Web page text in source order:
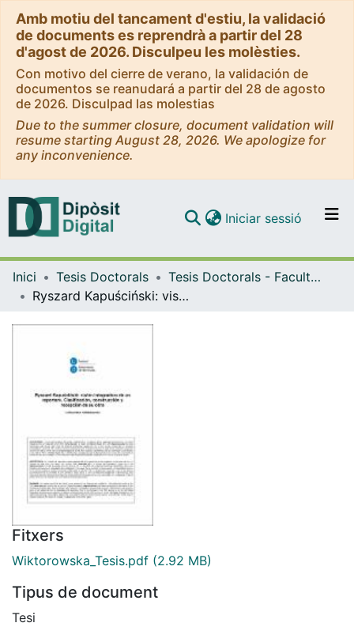
Amb motiu del tancament d'estiu, la validació
de documents es reprendrà a partir del 28
d'agost de 2026. Disculpeu les molèsties.
Con motivo del cierre de verano, la validación de
documentos se reanudará a partir del 28 de agosto
de 2026. Disculpad las molestias
Due to the summer closure, document validation will
resume starting August 28, 2026. We apologize for
any inconvenience.
Navega per tot el DD
Iniciar sessió (current)
Inici Tesis Doctorals
Tesis Doctorals - Facultat - Filologia
Ryszard Kapuściński: visión integradora de un reportero. Clasificación, construcción y recepción de su obra
Fitxers
Wiktorowska_Tesis.pdf (2.92 MB)
Tipus de document
Tesi